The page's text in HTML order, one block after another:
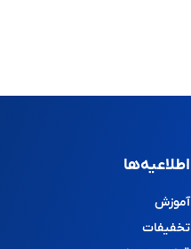
اطلاعیه‌ها
آموزش
تخفیفات